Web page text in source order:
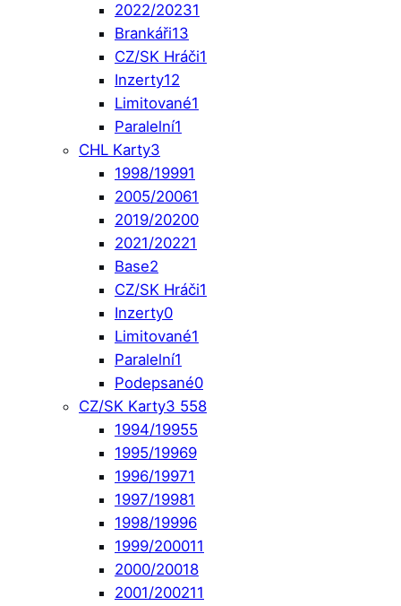
2022/20231
Brankáři13
CZ/SK Hráči1
Inzerty12
Limitované1
Paralelní1
CHL Karty3
1998/19991
2005/20061
2019/20200
2021/20221
Base2
CZ/SK Hráči1
Inzerty0
Limitované1
Paralelní1
Podepsané0
CZ/SK Karty3 558
1994/19955
1995/19969
1996/19971
1997/19981
1998/19996
1999/200011
2000/20018
2001/200211